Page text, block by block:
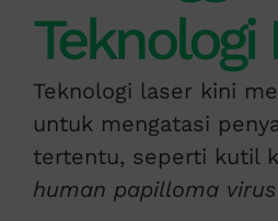
Teknologi
Teknologi laser kini
untuk mengatasi
tertentu, seperti kutil
human papilloma virus